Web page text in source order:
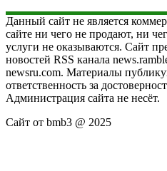
Данный сайт не является
сайте ни чего не продают, ни
услуги не оказываются. Сайт
новостей RSS канала
newsru.com. Материалы
ответственность за
Администрация сайта не несёт.
Сайт от bmb3 @ 2025